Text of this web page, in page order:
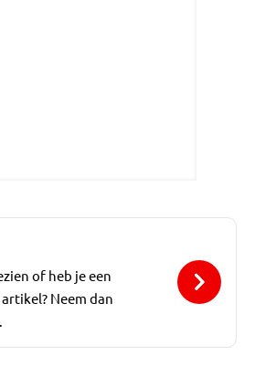
of heb je een
Neem dan